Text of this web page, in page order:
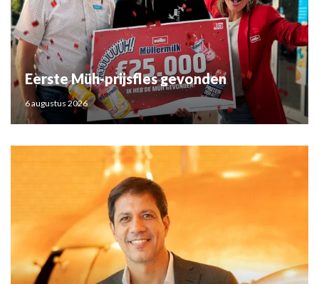
Eerste Müh-prijsfles gevonden
6 augustus 2026